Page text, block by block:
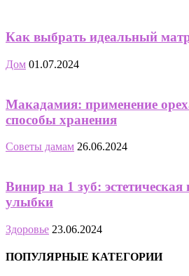
Как выбрать идеальный
Дом 01.07.2024
Макадамия: применение
способы хранения
Советы дамам 26.06.2024
Винир на 1 зуб:
улыбки
Здоровье 23.06.2024
ПОПУЛЯРНЫЕ КАТЕГОРИИ